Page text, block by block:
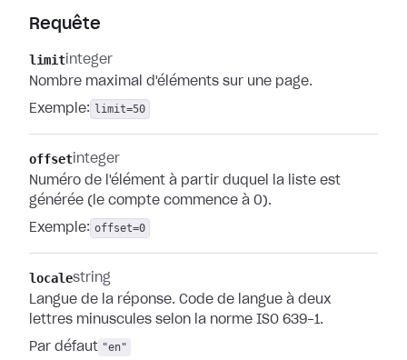
Requête
limit integer
Nombre maximal d'éléments sur une page.
Exemple: limit=50
offset integer
Numéro de l'élément à partir duquel la liste est
générée (le compte commence à 0).
Exemple: offset=0
localestring
Langue de la réponse. Code de langue à deux
lettres minuscules selon la norme ISO 639-1.
Par défaut "en"